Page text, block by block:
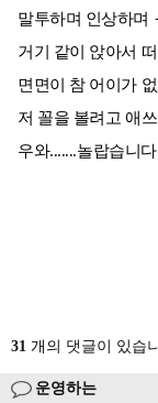
말투하며 인상하며
거기 같이 앉아서
면면이 참 어이가
저 꼴을 볼려고 애
우와.......놀랍습니다
31 개의 댓글이 있습
운영하는